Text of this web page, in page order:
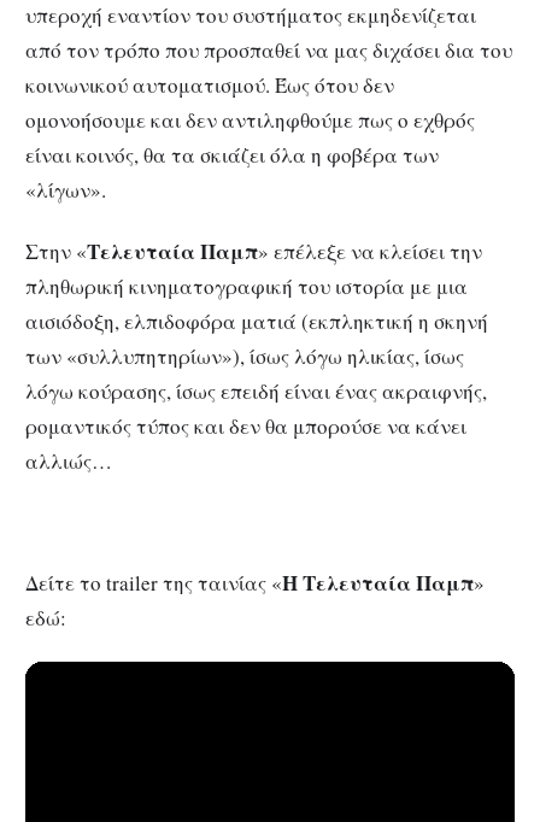
υπεροχή εναντίον του συστήματος εκμηδενίζεται
από τον τρόπο που προσπαθεί να μας διχάσει δια του
κοινωνικού αυτοματισμού. Έως ότου δεν
ομονοήσουμε και δεν αντιληφθούμε πως ο εχθρός
είναι κοινός, θα τα σκιάζει όλα η φοβέρα των
«λίγων».
Στην «Τελευταία Παμπ» επέλεξε να κλείσει την
πληθωρική κινηματογραφική του ιστορία με μια
αισιόδοξη, ελπιδοφόρα ματιά (εκπληκτική η σκηνή
των «συλλυπητηρίων»), ίσως λόγω ηλικίας, ίσως
λόγω κούρασης, ίσως επειδή είναι ένας ακραιφνής,
ρομαντικός τύπος και δεν θα μπορούσε να κάνει
αλλιώς…
Δείτε το trailer της ταινίας «Η Τελευταία Παμπ»
εδώ: